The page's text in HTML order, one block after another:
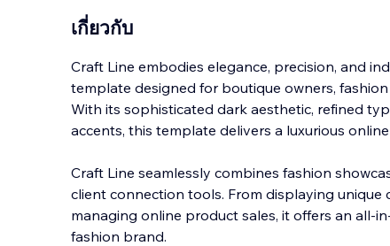
เกี่ยวกับ
Craft Line embodies elegance, precision, and
template designed for boutique owners,
With its sophisticated dark aesthetic, refined
accents, this template delivers a luxurious
Craft Line seamlessly combines fashion
client connection tools. From displaying unique
managing online product sales, it offers an all-
fashion brand.